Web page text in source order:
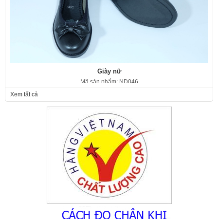
Giày nữ
Mã sản phẩm: ND046
Xem tất cả